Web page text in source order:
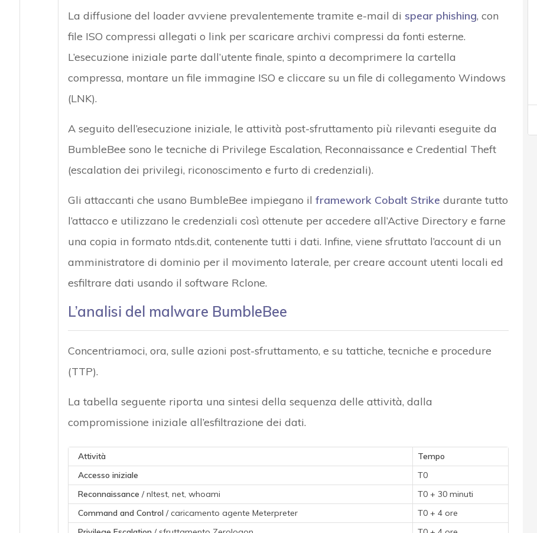
La diffusione del loader avviene prevalentemente tramite e-mail di spear phishing, con
file ISO compressi allegati o link per scaricare archivi compressi da fonti esterne.
L’esecuzione iniziale parte dall’utente finale, spinto a decomprimere la cartella
compressa, montare un file immagine ISO e cliccare su un file di collegamento Windows
(LNK).
A seguito dell’esecuzione iniziale, le attività post-sfruttamento più rilevanti eseguite da
BumbleBee sono le tecniche di Privilege Escalation, Reconnaissance e Credential Theft
(escalation dei privilegi, riconoscimento e furto di credenziali).
Gli attaccanti che usano BumbleBee impiegano il framework Cobalt Strike durante tutto
l’attacco e utilizzano le credenziali così ottenute per accedere all’Active Directory e farne
una copia in formato ntds.dit, contenente tutti i dati. Infine, viene sfruttato l’account di un
amministratore di dominio per il movimento laterale, per creare account utenti locali ed
esfiltrare dati usando il software Rclone.
L’analisi del malware BumbleBee
Concentriamoci, ora, sulle azioni post-sfruttamento, e su tattiche, tecniche e procedure
(TTP).
La tabella seguente riporta una sintesi della sequenza delle attività, dalla
compromissione iniziale all’esfiltrazione dei dati.
Attività
Tempo
Accesso iniziale
T0
Reconnaissance / nltest, net, whoami
T0 + 30 minuti
Command and Control/ caricamento agente Meterpreter
T0 + 4 ore